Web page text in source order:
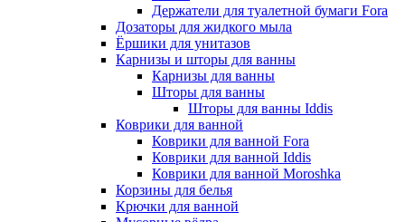
Держатели для туалетной бумаги Fora
Дозаторы для жидкого мыла
Ёршики для унитазов
Карнизы и шторы для ванны
Карнизы для ванны
Шторы для ванны
Шторы для ванны Iddis
Коврики для ванной
Коврики для ванной Fora
Коврики для ванной Iddis
Коврики для ванной Moroshka
Корзины для белья
Крючки для ванной